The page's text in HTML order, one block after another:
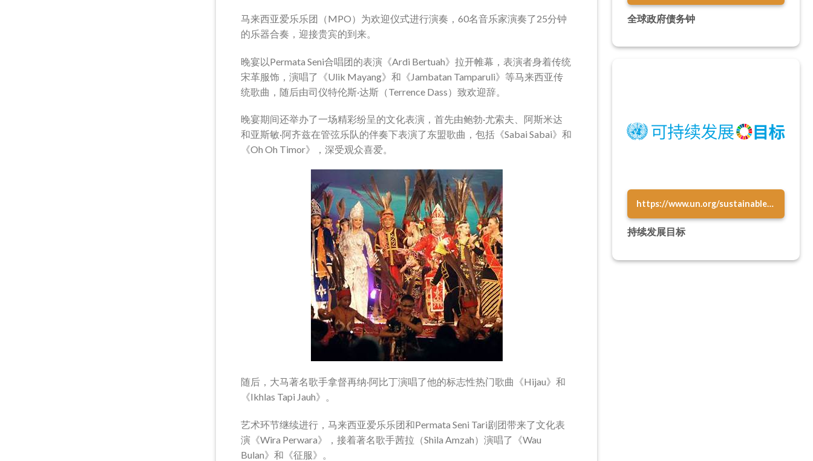
马来西亚爱乐乐团（MPO）为欢迎仪式进行演奏，60名音乐家演奏了25分钟
的乐器合奏，迎接贵宾的到来。
晚宴以Permata Seni合唱团的表演《Ardi Bertuah》拉开帷幕，表演者身着传统
宋革服饰，演唱了《Ulik Mayang》和《Jambatan Tamparuli》等马来西亚传
统歌曲，随后由司仪特伦斯·达斯（Terrence Dass）致欢迎辞。
晚宴期间还举办了一场精彩纷呈的文化表演，首先由鲍勃·尤索夫、阿斯米达
和亚斯敏·阿齐兹在管弦乐队的伴奏下表演了东盟歌曲，包括《Sabai Sabai》和
《Oh Oh Timor》，深受观众喜爱。
随后，大马著名歌手拿督再纳·阿比丁演唱了他的标志性热门歌曲《Hijau》和
《Ikhlas Tapi Jauh》。
艺术环节继续进行，马来西亚爱乐乐团和Permata Seni Tari剧团带来了文化表
演《Wira Perwara》，接着著名歌手茜拉（Shila Amzah）演唱了《Wau
Bulan》和《征服》。
全球政府债务钟
https://www.un.org/sustainabledevelopment/zh/sustainable-development-goals/
持续发展目标